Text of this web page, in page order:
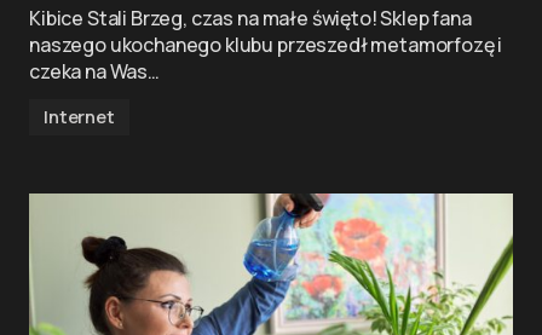
Kibice Stali Brzeg, czas na małe święto! Sklep fana
naszego ukochanego klubu przeszedł metamorfozę i
czeka na Was…
Internet